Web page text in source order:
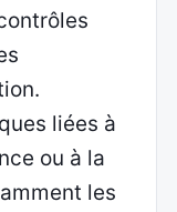
liées à
ou à la
les